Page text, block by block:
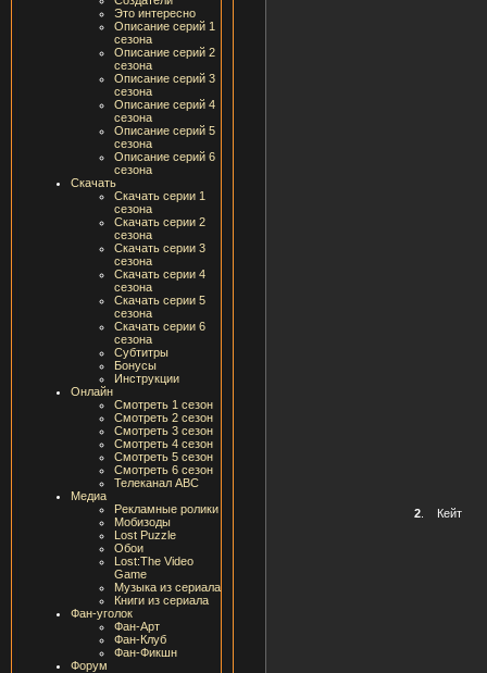
Это интересно
Описание серий 1
сезона
Описание серий 2
сезона
Описание серий 3
сезона
Описание серий 4
сезона
Описание серий 5
сезона
Описание серий 6
сезона
Скачать
Скачать серии 1
сезона
Скачать серии 2
сезона
Скачать серии 3
сезона
Скачать серии 4
сезона
Скачать серии 5
сезона
Скачать серии 6
сезона
Субтитры
Бонусы
Инструкции
Онлайн
Смотреть 1 сезон
Смотреть 2 сезон
Смотреть 3 сезон
Смотреть 4 сезон
Смотреть 5 сезон
Смотреть 6 сезон
Телеканал ABC
Медиа
Рекламные ролики
Мобизоды
Lost Puzzle
Обои
Lost:The Video
Game
Музыка из сериала
Книги из сериала
Фан-уголок
Фан-Арт
Фан-Клуб
Фан-Фикшн
Форум
2. Кейт